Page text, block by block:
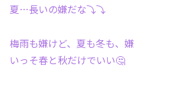
夏…長いの嫌だな⤵︎⤵︎
梅雨も嫌けど、夏も冬も、嫌
いっそ春と秋だけでいい🤔